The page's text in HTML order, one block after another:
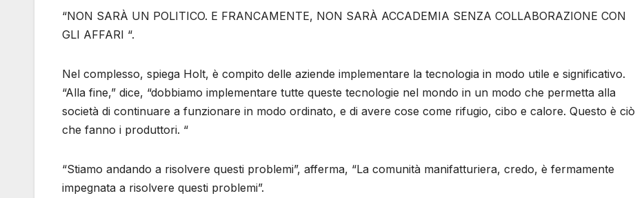
“NON SARÀ UN POLITICO. E FRANCAMENTE, NON SARÀ ACCADEMIA SENZA COLLABORAZIONE CON
GLI AFFARI “.
Nel complesso, spiega Holt, è compito delle aziende implementare la tecnologia in modo utile e significativo.
“Alla fine,” dice, “dobbiamo implementare tutte queste tecnologie nel mondo in un modo che permetta alla
società di continuare a funzionare in modo ordinato, e di avere cose come rifugio, cibo e calore. Questo è ciò
che fanno i produttori. “
“Stiamo andando a risolvere questi problemi”, afferma, “La comunità manifatturiera, credo, è fermamente
impegnata a risolvere questi problemi”.